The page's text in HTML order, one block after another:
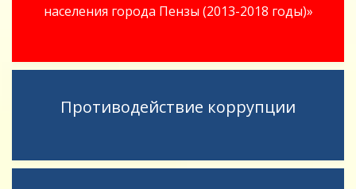
населения города Пензы (2013-2018 годы)»
Противодействие коррупции